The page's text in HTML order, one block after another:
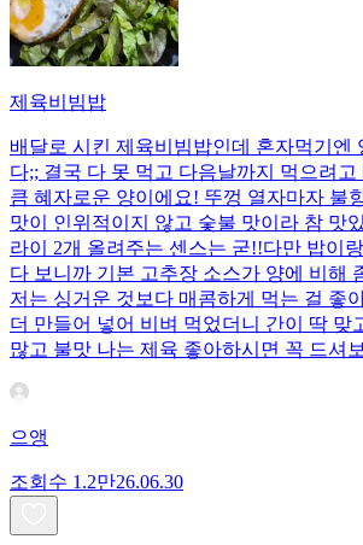
제육비빔밥
배달로 시킨 제육비빔밥인데 혼자먹기엔
다;; 결국 다 못 먹고 다음날까지 먹으려
큼 혜자로운 양이에요! 뚜껑 열자마자 불
맛이 인위적이지 않고 숯불 맛이라 참 맛
라이 2개 올려주는 센스는 굳!! ​다만 밥이
다 보니까 기본 고추장 소스가 양에 비해
저는 싱거운 것보다 매콤하게 먹는 걸 좋
더 만들어 넣어 비벼 먹었더니 간이 딱 맞
많고 불맛 나는 제육 좋아하시면 꼭 드셔
으앵
조회수 1.2만26.06.30